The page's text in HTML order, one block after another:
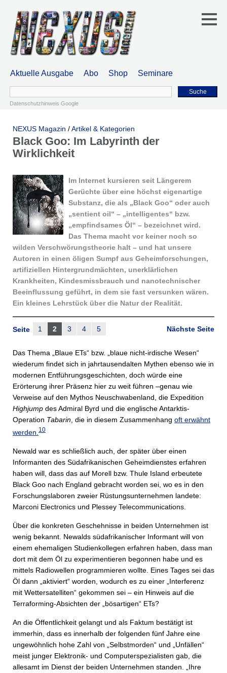
Aktuelle Ausgabe Abo Shop Seminare
Suche
Datenschutzhinweis Google
NEXUS Magazin /Artikel & Kategorien
Black Goo: Im Labyrinth der
Wirklichkeit
Im Internet kursieren seit Längerem
Gerüchte über eine höchst eigenartige
Substanz, die als „Black Goo“ oder auch
„sentient oil“ – „intelligentes“ bzw.
„empfindsames Öl“ – bezeichnet wird.
Das Thema macht vor keiner noch so
wilden Verschwörungstheorie halt – und hat unsere
Autoren in einen öligen Sumpf aus Geheimforschungen,
artifiziellen Hintergrundmächten, unerklärlichen
Krankheiten, Kindesmissbrauch und nanotechnischer
Beeinflussung geführt, in dem sie fast versunken wären.
Ein kleines Lehrstück über die Natur der Realität.
Nächste Seite
Seite 1 2 3 4 5
Das Thema „Blaue ETs“ bzw. „blaue nicht-irdische Wesen“
wiederum findet sich in jahrtausendalten Mythen ebenso wie in
modernen Entführungsgeschichten, doch würde eine
Erörterung ihrer Präsenz hier zu weit führen –genau wie
Verweise auf den Mythos Neuschwabenland, die Expedition
Highjump des Admiral Byrd und die englische Antarktis-
Operation Tabarin , die in diesem Zusammenhang oft erwähnt
werden. 10
Newald war es schließlich auch, der später über einen
Informanten des Südafrikanischen Geheimdienstes erfahren
haben will, dass das auf Morell bzw. Thule Island erbeutete
Black Goo nach England gebracht worden sei, wo es in den
Forschungslaboren zweier Rüstungsunternehmen landete:
Marconi Electronics und Plessey Telecommunications.
Über die konkreten Geschehnisse in beiden Unternehmen ist
wenig bekannt. Newalds südafrikanischer Informant will von
einem ehemaligen Studienkollegen erfahren haben, dass man
dort mit dem Öl zu experimentieren begonnen habe und es
mittels Radiowellen programmieren wollte. Eines Tages sei das
Öl dann „aktiviert“ worden, wodurch es zu einer „Interferenz
mit Wettersatelliten“ gekommen sei – ein Hinweis auf die
Terraforming-Absichten der „bösartigen“ ETs?
An die Öffentlichkeit gelangt und als Faktum bestätigt ist
immerhin, dass es innerhalb der folgenden fünf Jahre eine
ungewöhnlich hohe Zahl von „Selbstmorden“ und „Unfällen“
meist junger Elektronik- und Computerspezialisten gab, die
allesamt im Dienst der beiden Unternehmen standen. „Ihre